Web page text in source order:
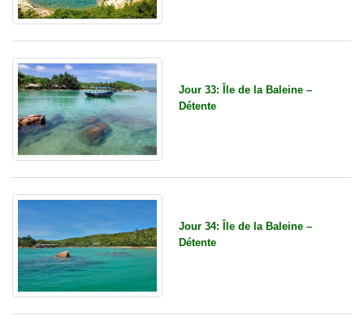
Jour 33: Île de la Baleine –
Détente
Jour 34: Île de la Baleine –
Détente